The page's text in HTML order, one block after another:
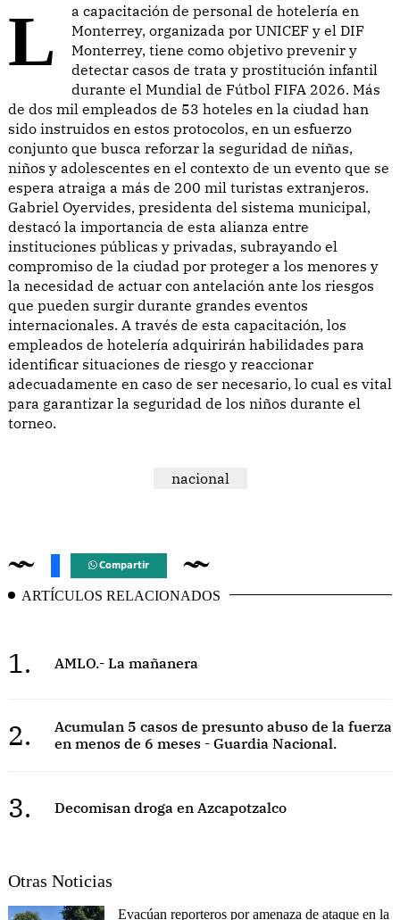
La capacitación de personal de hotelería en
Monterrey, organizada por UNICEF y el DIF
Monterrey, tiene como objetivo prevenir y
detectar casos de trata y prostitución infantil
durante el Mundial de Fútbol FIFA 2026. Más
de dos mil empleados de 53 hoteles en la ciudad han
sido instruidos en estos protocolos, en un esfuerzo
conjunto que busca reforzar la seguridad de niñas,
niños y adolescentes en el contexto de un evento que se
espera atraiga a más de 200 mil turistas extranjeros.
Gabriel Oyervides, presidenta del sistema municipal,
destacó la importancia de esta alianza entre
instituciones públicas y privadas, subrayando el
compromiso de la ciudad por proteger a los menores y
la necesidad de actuar con antelación ante los riesgos
que pueden surgir durante grandes eventos
internacionales. A través de esta capacitación, los
empleados de hotelería adquirirán habilidades para
identificar situaciones de riesgo y reaccionar
adecuadamente en caso de ser necesario, lo cual es vital
para garantizar la seguridad de los niños durante el
torneo.
nacional
Compartir
ARTÍCULOS RELACIONADOS
1. AMLO.- La mañanera
2.
Acumulan 5 casos de presunto abuso de la fuerza
en menos de 6 meses - Guardia Nacional.
3. Decomisan droga en Azcapotzalco
Otras Noticias
Evacúan reporteros por amenaza de ataque en la